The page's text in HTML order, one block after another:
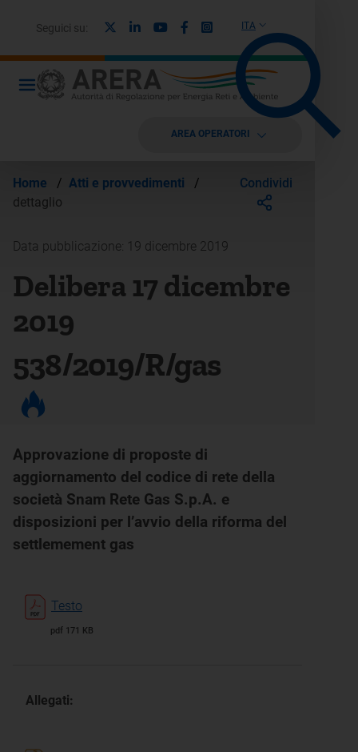
ITA
Seguici su: LinkedinYoutubeFacebook
Instagram
AREA OPERATORI
Home / Atti e provvedimenti
/
dettaglio
Condividi
Data pubblicazione: 19 dicembre 2019
Delibera 17 dicembre
2019
538/2019/R/gas
Approvazione di proposte di
aggiornamento del codice di rete della
società Snam Rete Gas S.p.A. e
disposizioni per l’avvio della riforma del
settlemement gas
Testo
pdf 171 KB
Allegati: